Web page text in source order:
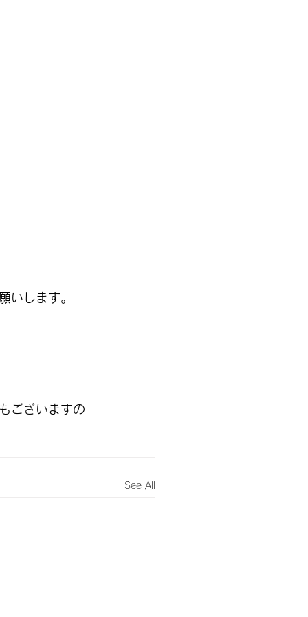
いします。
ございますの
See All